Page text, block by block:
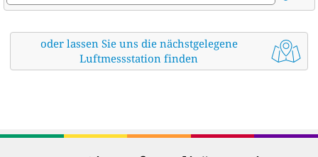
oder lassen Sie uns die nächstgelegene
Luftmessstation finden